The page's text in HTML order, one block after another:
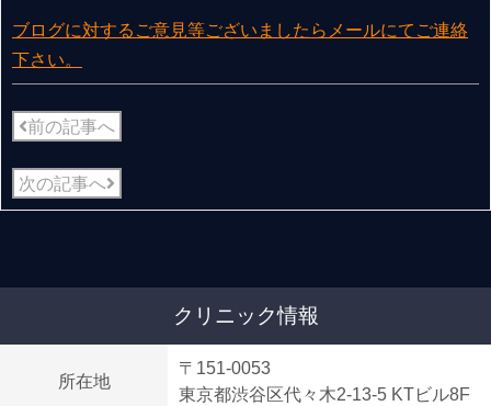
ブログに対するご意見等ございましたらメールにてご連絡
下さい。
前の記事へ
次の記事へ
クリニック情報
所在地
〒151-0053
東京都渋谷区代々木2-13-5 KTビル8F